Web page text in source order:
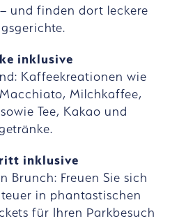
und finden dort leckere
inklusive
Kaffeekreationen wie
Milchkaffee,
Tee, Kakao und
inklusive
Brunch: Freuen Sie sich
in phantastischen
für Ihren Parkbesuch